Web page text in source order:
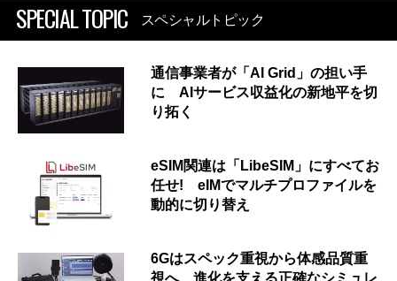
SPECIAL TOPIC スペシャルトピック
通信事業者が「AI Grid」の担い手
に AIサービス収益化の新地平を切
り拓く
eSIM関連は「LibeSIM」にすべてお
任せ! eIMでマルチプロファイルを
動的に切り替え
6Gはスペック重視から体感品質重